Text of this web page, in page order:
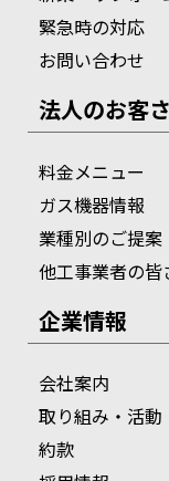
緊急時の対応
お問い合わせ
法人のお客
料金メニュー
ガス機器情報
業種別のご提案
他工事業者の皆
企業情報
会社案内
取り組み・活動
約款